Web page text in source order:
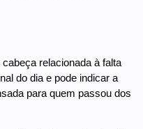
relacionada à falta
do dia e pode indicar a
para quem passou dos